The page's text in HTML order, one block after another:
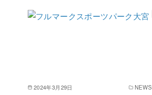
2024年3月29日 NEWS